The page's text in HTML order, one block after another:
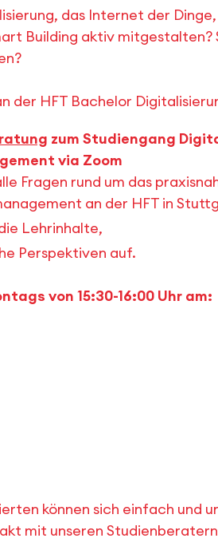
das Internet der
Building aktiv mitgestalten?
der HFT Bachelor
zum Studiengang
via Zoom
Fragen rund um das
an der HFT in
Lehrinhalte,
Perspektiven auf.
von 15:30-16:00 Uhr am:
können sich einfach und
mit unseren